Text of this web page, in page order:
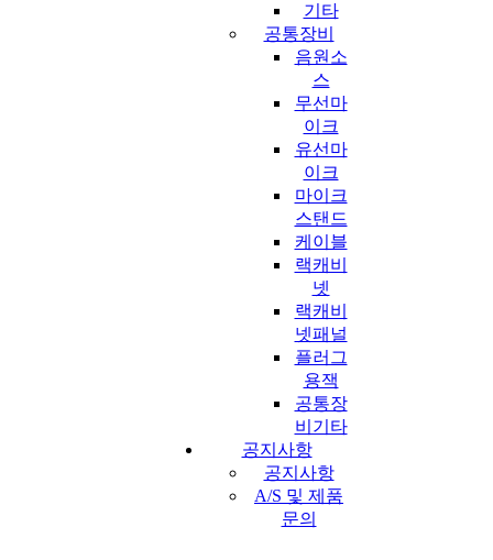
기타
공통장비
음원소
스
무선마
이크
유선마
이크
마이크
스탠드
케이블
랙캐비
넷
랙캐비
넷패널
플러그
용잭
공통장
비기타
공지사항
공지사항
A/S 및 제품
문의